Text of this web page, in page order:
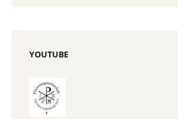
YOUTUBE